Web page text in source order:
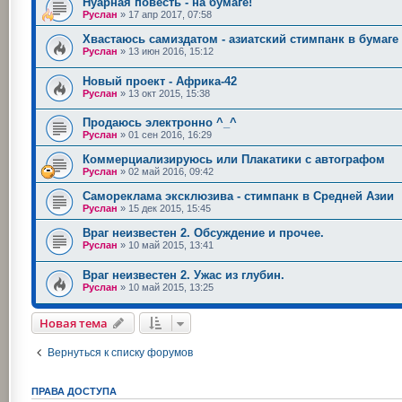
Руслан » 17 апр 2017, 07:58
Хвастаюсь самиздатом - азиатский стимпанк в бумаге
Руслан » 13 июн 2016, 15:12
Новый проект - Африка-42
Руслан » 13 окт 2015, 15:38
Продаюсь электронно ^_^
Руслан » 01 сен 2016, 16:29
Коммерциализируюсь или Плакатики с автографом
Руслан » 02 май 2016, 09:42
Самореклама эксклюзива - стимпанк в Средней Азии
Руслан » 15 дек 2015, 15:45
Враг неизвестен 2. Обсуждение и прочее.
Руслан » 10 май 2015, 13:41
Враг неизвестен 2. Ужас из глубин.
Руслан » 10 май 2015, 13:25
Новая тема
Вернуться к списку форумов
ПРАВА ДОСТУПА